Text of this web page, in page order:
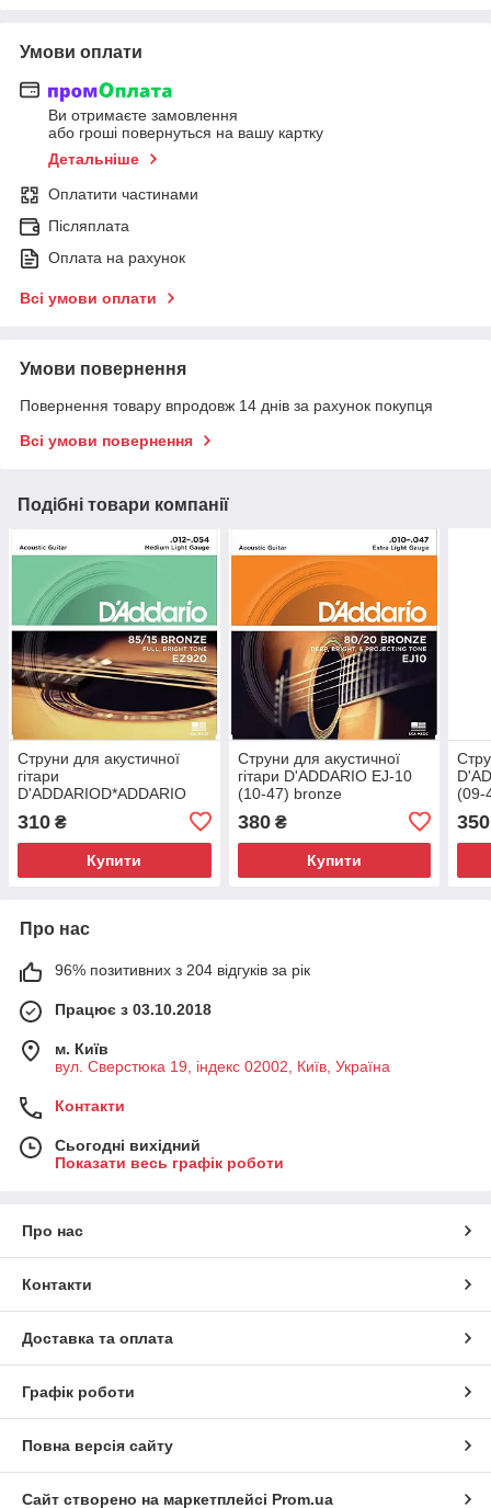
Умови оплати
Ви отримаєте замовлення
або гроші повернуться на вашу картку
Детальніше
Оплатити частинами
Післяплата
Оплата на рахунок
Всі умови оплати
Умови повернення
Повернення товару впродовж 14 днів за рахунок покупця
Всі умови повернення
Подібні товари компанії
Струни для акустичної
гітари
D'ADDARIOD*ADDARIO
310 ₴
Купити
Струни для акустичної
гітари D'ADDARIO EJ-10
(10-47) bronze
380₴
Купити
(09-
350
Про нас
96% позитивних з 204 відгуків за рік
Працює з 03.10.2018
м. Київ
вул. Сверстюка 19, індекс 02002, Київ, Україна
Контакти
Сьогодні вихідний
Показати весь графік роботи
Про нас
Контакти
Доставка та оплата
Графік роботи
Повна версія сайту
Сайт створено на маркетплейсі Prom.ua